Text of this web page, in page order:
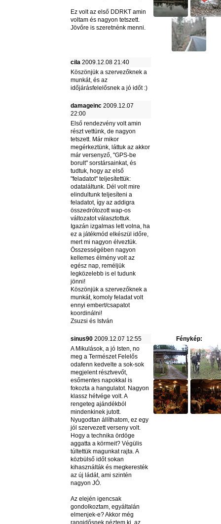
Ez volt az első DDRKT amin
voltam és nagyon tetszett.
Jövőre is szeretnénk menni.
cila 2009.12.08 21:40
Köszönjük a szervezőknek a
munkát, és az
időjárásfelelősnek a jó időt :)
damageinc 2009.12.07
22:00
Első rendezvény volt amin
részt vettünk, de nagyon
tetszett. Már mikor
megérkeztünk, láttuk az akkor
már versenyző, "GPS-be
borult" sorstársainkat, és
tudtuk, hogy az első
"feladatot" teljesítettük:
odataláltunk. Dél volt mire
elindultunk teljesíteni a
feladatot, így az addigra
összedrótozott wap-os
változatot választottuk.
Igazán izgalmas lett volna, ha
ez a játékmód elkészül időre,
mert mi nagyon élveztük.
Összességében nagyon
kellemes élmény volt az
egész nap, reméljük
legközelebb is el tudunk
jönni!
Köszönjük a szervezőknek a
munkát, komoly feladat volt
ennyi embert/csapatot
koordinálni!
Zsuzsi és István
sinus90 2009.12.07 12:55
Fénykép:
A Mikulások, a jó Isten, no
meg a Természet Felelős
odafenn kedvelte a sok-sok
megjelent résztvevőt,
esőmentes napokkal is
fokozta a hangulatot. Nagyon
klassz hétvége volt. A
rengeteg ajándékból
mindenkinek jutott.
Nyugodtan állíthatom, ez egy
jól szervezett verseny volt.
Hogy a technika ördöge
aggatta a körmeit? Végülis
túltettük magunkat rajta. A
közbülső időt sokan
kihasználták és megkeresték
az új ládát, ami szintén
nagyon JÓ.
Az elején igencsak
gondolkoztam, egyáltalán
elmenjek-e? Akkor még
rangidősnek néztem ki, az